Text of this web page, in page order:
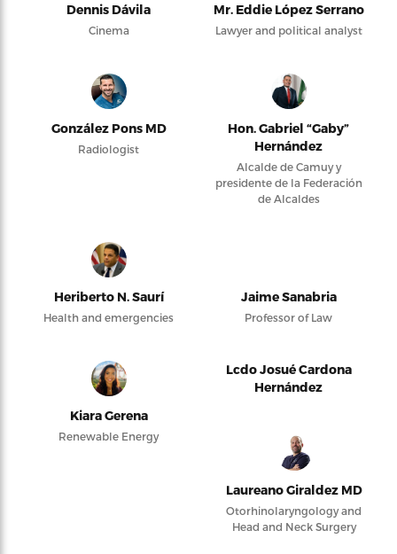
Dennis Dávila
Cinema
Mr. Eddie López Serrano
Lawyer and political analyst
González Pons MD
Radiologist
Hon. Gabriel “Gaby”
Hernández
Alcalde de Camuy y
presidente de la Federación
de Alcaldes
Heriberto N. Saurí
Health and emergencies
Jaime Sanabria
Professor of Law
Kiara Gerena
Renewable Energy
Lcdo Josué Cardona
Hernández
Laureano Giraldez MD
Otorhinolaryngology and
Head and Neck Surgery